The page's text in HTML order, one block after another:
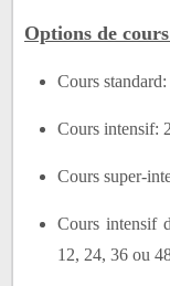
Options de
Cours
Cours intensif:
Cours super-
Cours intensif
12, 24, 36 ou